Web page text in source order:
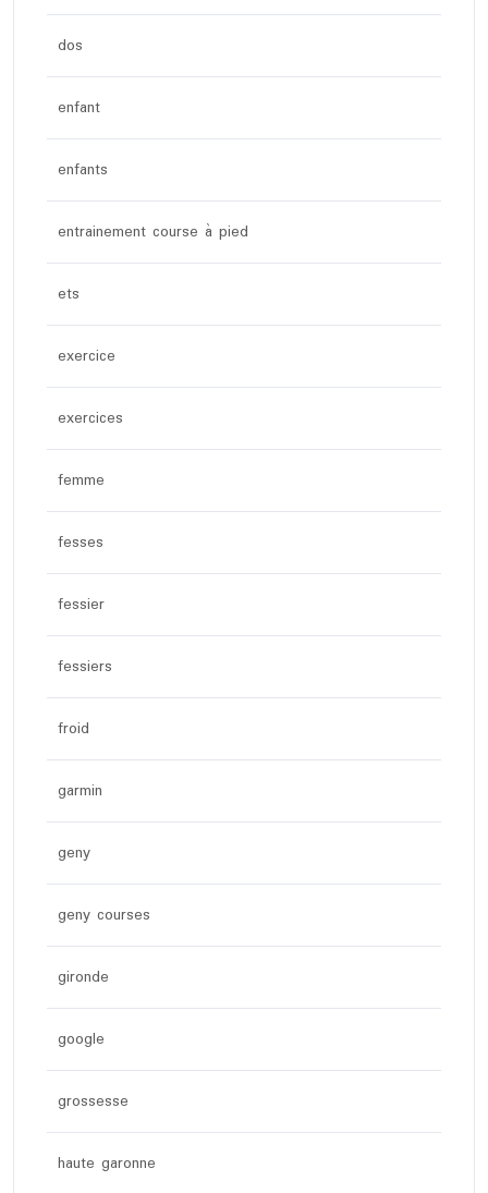
dos
enfant
enfants
entrainement course à pied
ets
exercice
exercices
femme
fesses
fessier
fessiers
froid
garmin
geny
geny courses
gironde
google
grossesse
haute garonne